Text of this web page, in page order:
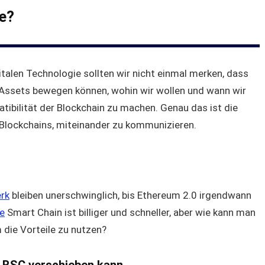
Technologie sollten wir nicht einmal merken, dass
bewegen können, wohin wir wollen und wann wir
der Blockchain zu machen. Genau das ist die
miteinander zu kommunizieren.
bleiben unerschwinglich, bis Ethereum 2.0 irgendwann
Smart Chain ist billiger und schneller, aber wie kann man
die Vorteile zu nutzen?